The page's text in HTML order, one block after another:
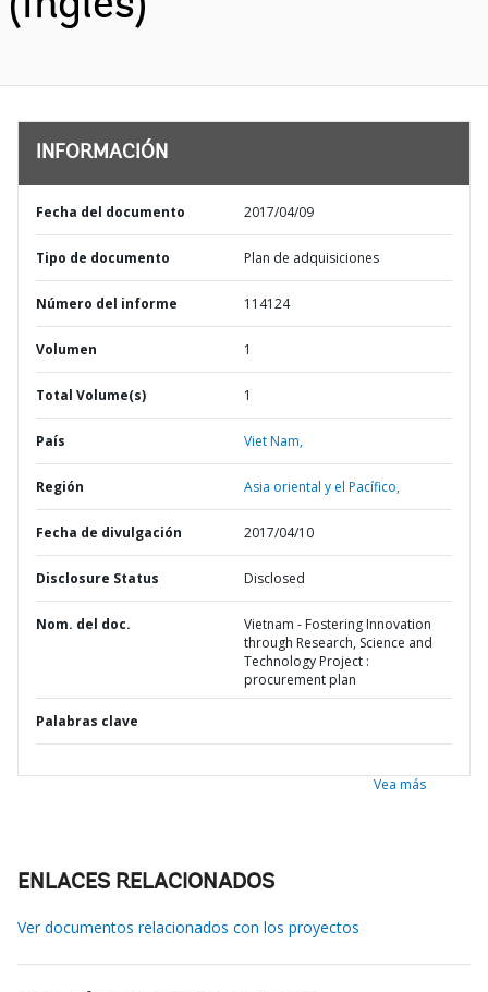
INFORMACIÓN
Fecha del documento 2017/04/09
Tipo de documento Plan de adquisiciones
Número del informe 114124
Volumen 1
Total Volume(s) 1
País Viet Nam,
Región Asia oriental y el Pacífico,
Fecha de divulgación 2017/04/10
Disclosure Status Disclosed
Nom. del doc.
Vietnam - Fostering Innovation
through Research, Science and
Technology Project :
procurement plan
Palabras clave
Vea más
ENLACES RELACIONADOS
Ver documentos relacionados con los proyectos